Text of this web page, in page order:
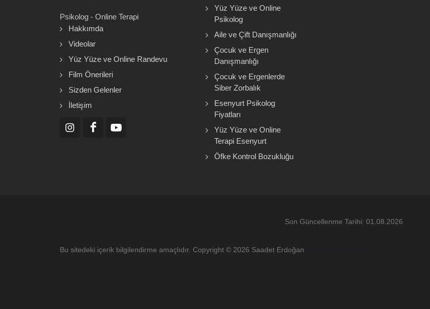
Psikolog - Online Terapi
Hakkımda
Videolar
Yüz Yüze ve Online Randevu
Film Önerileri
Sizden Gelenler
İletişim
Yüz Yüze ve Online
Psikolog
Aile ve Çift Danışmanlığı
Çocuk ve Ergen
Danışmanlığı
Çocuk ve Ergenlerde
Siber Zorbalık
Esenyurt Psikolog
Fiyatları
Yüz Yüze ve Online
Terapi Esenyurt
Öfke Kontrol Bozukluğu
Son Güncellenme Tarihi: 01.08.2026
Bu sitedeki içerik bilgilendirme amaçlıdır. Copyright © 2026 Saadet Erdoğan